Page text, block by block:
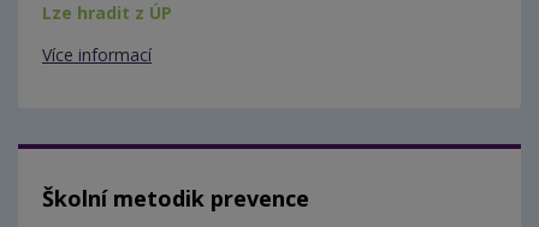
Lze hradit z ÚP
Více informací
Školní metodik prevence